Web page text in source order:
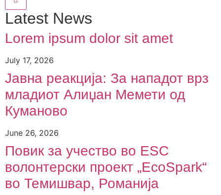
Latest News
Lorem ipsum dolor sit amet
July 17, 2026
Јавна реакција: Зa нападот врз
младиот Алиџан Мемети од
Куманово
June 26, 2026
Повик за учество во ESC
волонтерски проект „EcoSpark“
во Темишвар, Романија